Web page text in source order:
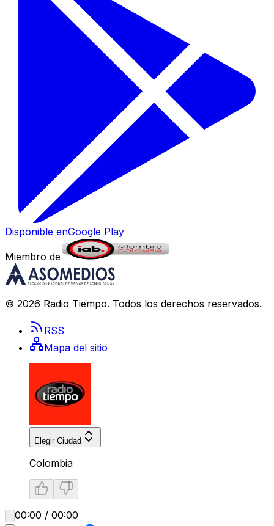
Disponible enGoogle Play
Miembro de
© 2026 Radio Tiempo. Todos los derechos reservados.
RSS
Mapa del sitio
Elegir Ciudad
Colombia
00:00 / 00:00